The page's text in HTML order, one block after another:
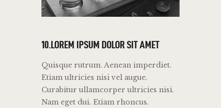
10.LOREM IPSUM DOLOR SIT AMET
Quisque rutrum. Aenean imperdiet.
Etiam ultricies nisi vel augue.
Curabitur ullamcorper ultricies nisi.
Nam eget dui. Etiam rhoncus.